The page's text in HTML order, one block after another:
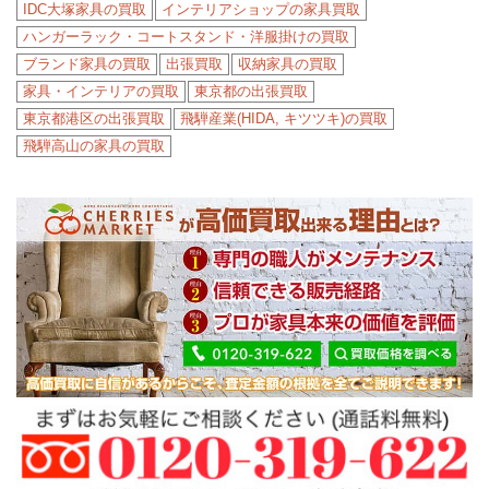
IDC大塚家具の買取
インテリアショップの家具買取
ハンガーラック・コートスタンド・洋服掛けの買取
ブランド家具の買取
出張買取
収納家具の買取
家具・インテリアの買取
東京都の出張買取
東京都港区の出張買取
飛騨産業(HIDA, キツツキ)の買取
飛騨高山の家具の買取